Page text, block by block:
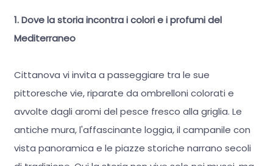
1. Dove la storia incontra i colori e i profumi del
Mediterraneo
Cittanova vi invita a passeggiare tra le sue
pittoresche vie, riparate da ombrelloni colorati e
avvolte dagli aromi del pesce fresco alla griglia. Le
antiche mura, l'affascinante loggia, il campanile con
vista panoramica e le piazze storiche narrano secoli